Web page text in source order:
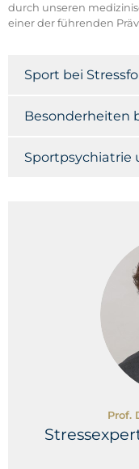
durch unseren
einer der führenden
Sport bei
Besonderheiten
Sportpsychiatrie
Prof.